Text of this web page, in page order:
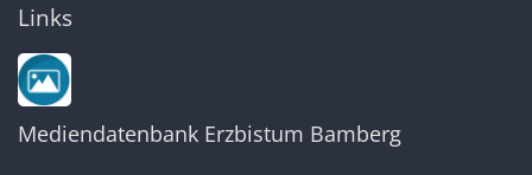
Links
Mediendatenbank Erzbistum Bamberg